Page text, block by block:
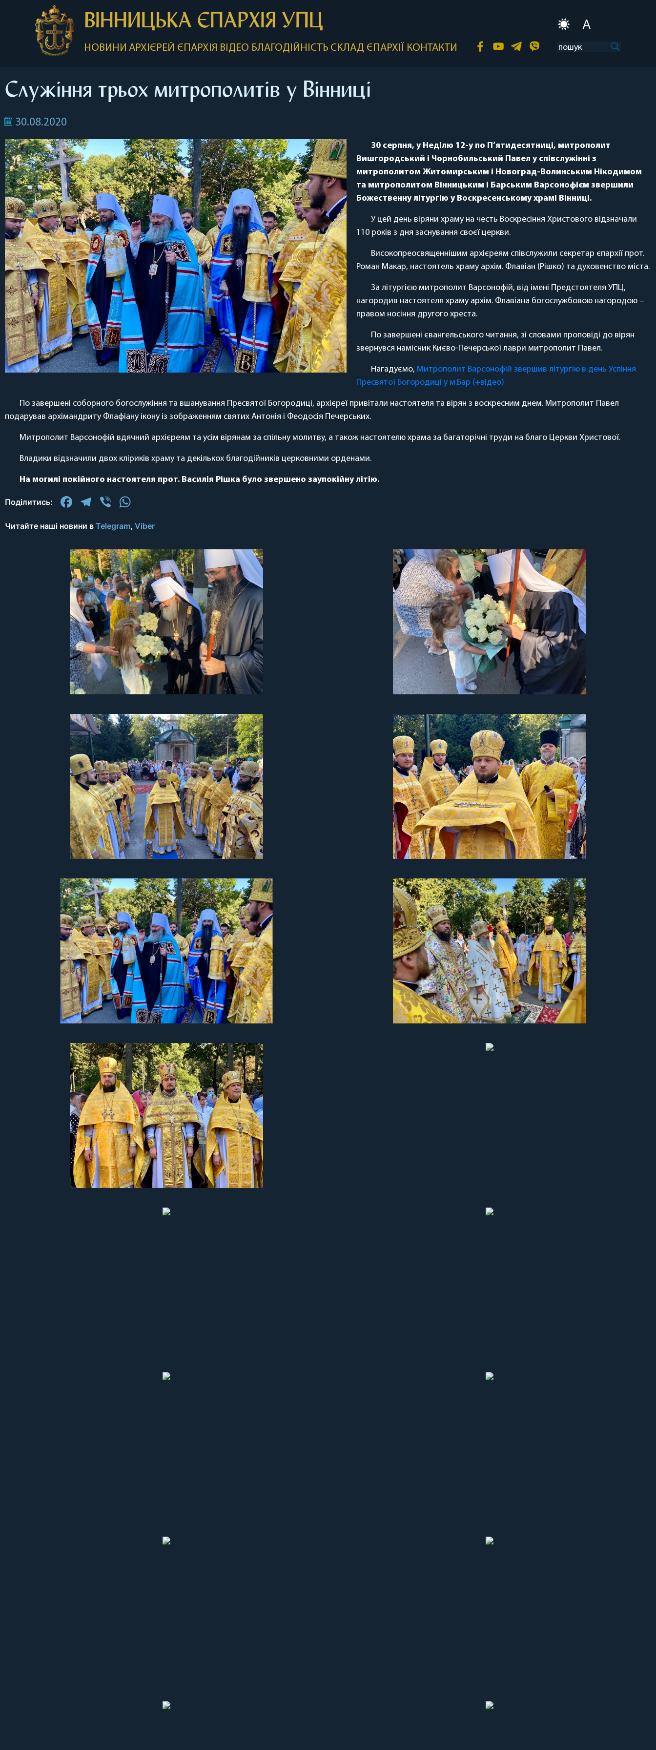
A
ВІННИЦЬКА ЄПАРХІЯ УПЦ
НОВИНИ АРХІЄРЕЙ ЄПАРХІЯ ВІДЕО БЛАГОДІЙНІСТЬ СКЛАД ЄПАРХІЇ КОНТАКТИ
Служіння трьох митрополитів у Вінниці
30.08.2020
30 серпня, у Неділю 12-у по П‘ятидесятниці, митрополит
Вишгородський і Чорнобильський Павел у співслужінні з
митрополитом Житомирським і Новоград-Волинським Нікодимом
та митрополитом Вінницьким і Барським Варсонофієм звершили
Божественну літургію у Воскресенському храмі Вінниці.
У цей день віряни храму на честь Воскресіння Христового відзначали
110 років з дня заснування своєї церкви.
Високопреосвященнішим архієреям співслужили секретар єпархії прот.
Роман Макар, настоятель храму архім. Флавіан (Рішко) та духовенство міста.
За літургією митрополит Варсонофій, від імені Предстоятеля УПЦ,
нагородив настоятеля храму архім. Флавіана богослужбовою нагородою –
правом носіння другого хреста.
По завершені євангельського читання, зі словами проповіді до вірян
звернувся намісник Києво-Печерської лаври митрополит Павел.
Нагадуємо, Митрополит Варсонофій звершив літургію в день Успіння
Пресвятої Богородиці у м.Бар (+відео)
По завершені соборного богослужіння та вшанування Пресвятої Богородиці, архієреї привітали настоятеля та вірян з воскресним днем. Митрополит Павел
подарував архімандриту Флафіану ікону із зображенням святих Антонія і Феодосія Печерських.
Митрополит Варсонофій вдячний архієреям та усім вірянам за спільну молитву, а також настоятелю храма за багаторічні труди на благо Церкви Христової.
Владики відзначили двох кліриків храму та декількох благодійників церковними орденами.
На могилі покійного настоятеля прот. Василія Рішка було звершено заупокійну літію.
Поділитись: Facebook
Telegram
Viber
Читайте наші новини в Telegram, Viber